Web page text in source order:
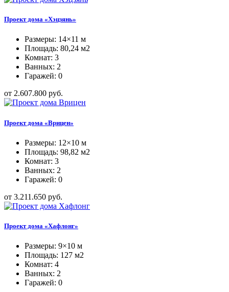
Проект дома «Хэцзянь»
Размеры: 14×11 м
Площадь: 80,24 м2
Комнат: 3
Ванных: 2
Гаражей: 0
от 2.607.800 руб.
Проект дома «Врицен»
Размеры: 12×10 м
Площадь: 98,82 м2
Комнат: 3
Ванных: 2
Гаражей: 0
от 3.211.650 руб.
Проект дома «Хафлонг»
Размеры: 9×10 м
Площадь: 127 м2
Комнат: 4
Ванных: 2
Гаражей: 0